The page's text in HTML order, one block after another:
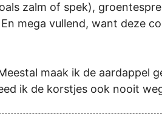
zalm of spek),
mega vullend, want deze
maak ik de aardappel
ik de korstjes ook nooit